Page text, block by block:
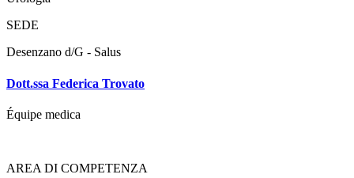
SEDE
Desenzano d/G - Salus
Dott.ssa Federica Trovato
Équipe medica
AREA DI COMPETENZA